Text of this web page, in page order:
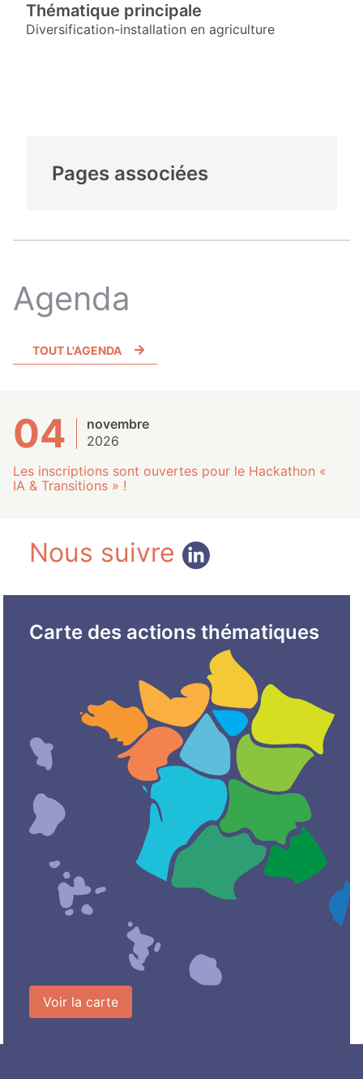
Thématique principale
Diversification-installation en agriculture
Pages associées
Agenda
TOUT L'AGENDA
04
novembre
2026
Les inscriptions sont ouvertes pour le Hackathon «
IA & Transitions » !
Nous suivre
Carte des actions thématiques
Voir la carte